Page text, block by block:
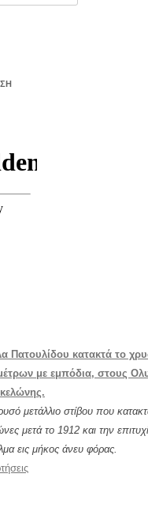
Πατουλίδου κατακτά το
με εμπόδια, στους
μετάλλιο στίβου που
μετά το 1912 και την
εις μήκος άνευ φόρας.